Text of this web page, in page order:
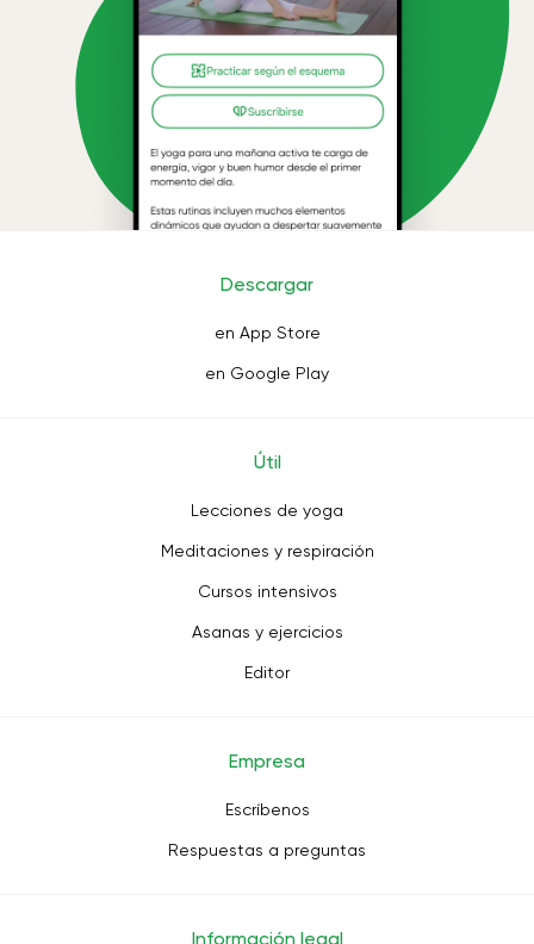
Descargar
en App Store
en Google Play
Útil
Lecciones de yoga
Meditaciones y respiración
Cursos intensivos
Asanas y ejercicios
Editor
Empresa
Escríbenos
Respuestas a preguntas
Información legal